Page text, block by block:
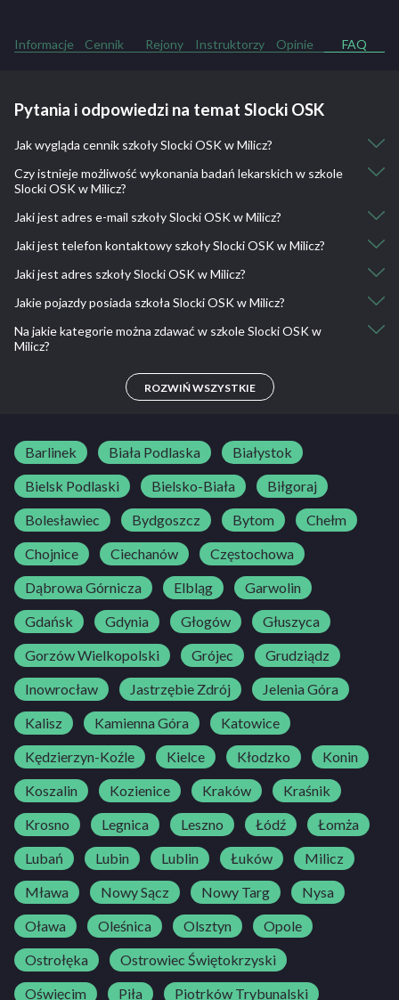
Informacje Cennik Rejony Instruktorzy Opinie FAQ
Pytania i odpowiedzi na temat Slocki OSK
Jak wygląda cennik szkoły Slocki OSK w Milicz?
Kurs kat. B: 2600
Kurs kat. A, A2: 2200
Kurs kat. A1: 1800
Czy istnieje możliwość wykonania badań lekarskich w szkole
Slocki OSK w Milicz?
Nie, nie ma takiej możliwości.
Jaki jest adres e-mail szkoły Slocki OSK w Milicz?
osk.slocki@wp.pl
Jaki jest telefon kontaktowy szkoły Slocki OSK w Milicz?
530 801 140, 793 390 354
Jaki jest adres szkoły Slocki OSK w Milicz?
56-300 Milicz ul. Miodowa 12
Jakie pojazdy posiada szkoła Slocki OSK w Milicz?
Toyota Yaris, Reanult Clio, Yamaha XJ6N, Honda CB 500F, Honda
CBF 250
Na jakie kategorie można zdawać w szkole Slocki OSK w
Milicz?
ROZWIŃ WSZYSTKIE
Barlinek Biała Podlaska
Białystok
Bielsk Podlaski
Bielsko-Biała
Biłgoraj
Bolesławiec
Bydgoszcz Bytom
Chełm
Chojnice
Ciechanów
Częstochowa
Dąbrowa Górnicza
Elbląg
Garwolin
Gdańsk
Gdynia Głogów
Głuszyca
Gorzów Wielkopolski
Grójec
Grudziądz
Inowrocław
Jastrzębie Zdrój
Jelenia Góra
Kalisz
Kamienna Góra
Katowice
Kędzierzyn-Koźle
Kielce Kłodzko
Konin
Koszalin
Kozienice Kraków
Kraśnik
Krosno
Legnica Leszno Łódź
Łomża
Lubań
Lubin Lublin Łuków
Milicz
Mława
Nowy Sącz Nowy Targ
Nysa
Oława
Oleśnica Olsztyn
Opole
Ostrołęka
Ostrowiec Świętokrzyski
Oświęcim
Piła Piotrków Trybunalski